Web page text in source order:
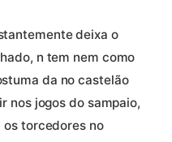
deixa o
n tem nem como
da no castelão
nos jogos do sampaio,
torcedores no